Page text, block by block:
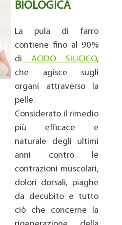
BIOLOGICA
La pula di farro
contiene fino al 90%
di ACIDO SILICICO,
che agisce sugli
organi attraverso la
pelle.
Considerato il rimedio
più efficace e
naturale degli ultimi
anni contro le
contrazioni muscolari,
dolori dorsali, piaghe
da decubito e tutto
ciò che concerne la